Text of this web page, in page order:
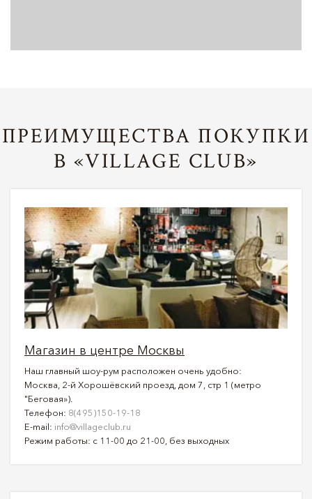
ПРЕИМУЩЕСТВА ПОКУПКИ
В «VILLAGE CLUB»
Магазин в центре Москвы
Наш главный шоу-рум расположен очень удобно:
Москва, 2-й Хорошёвский проезд, дом 7, стр 1 (метро
"Беговая»).
Телефон: 8(495)150-19-18
E-mail: info@villageclub.ru
Режим работы: с 11-00 до 21-00, без выходных